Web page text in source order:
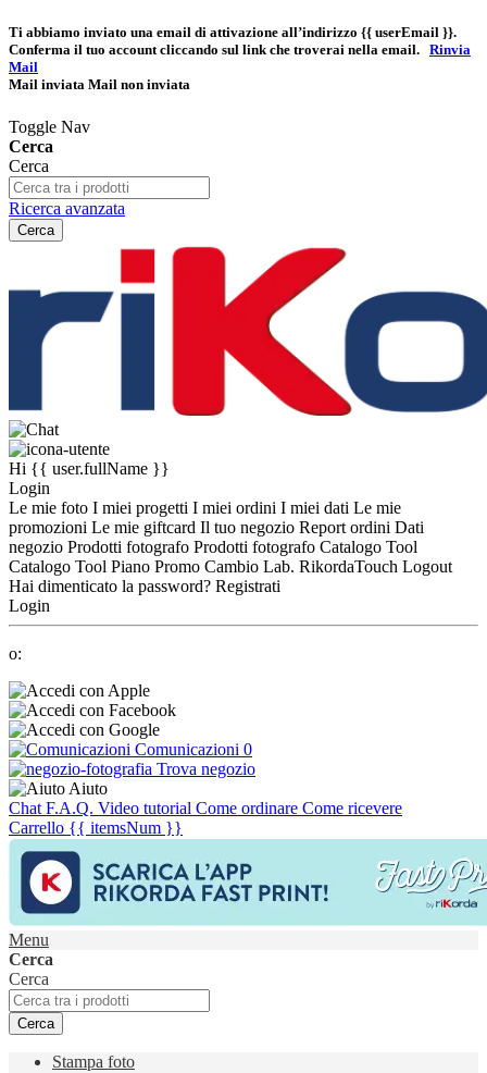
Ti abbiamo inviato una email di attivazione all’indirizzo {{ userEmail }}.
Conferma il tuo account cliccando sul link che troverai nella email. Rinvia
Mail
Mail inviata Mail non inviata
Toggle Nav
Cerca
Cerca
Ricerca avanzata
Cerca
Hi {{ user.fullName }}
Login
Le mie foto I miei progetti I miei ordini I miei dati Le mie
promozioni Le mie giftcard Il tuo negozio Report ordini Dati
negozio Prodotti fotografo Prodotti fotografo Catalogo Tool
Catalogo Tool Piano Promo Cambio Lab. RikordaTouch Logout
Hai dimenticato la password? Registrati
Login
o:
Comunicazioni 0
Trova negozio
Aiuto
Chat F.A.Q. Video tutorial Come ordinare Come ricevere
Carrello {{ itemsNum }}
Menu
Cerca
Cerca
Cerca
Stampa foto